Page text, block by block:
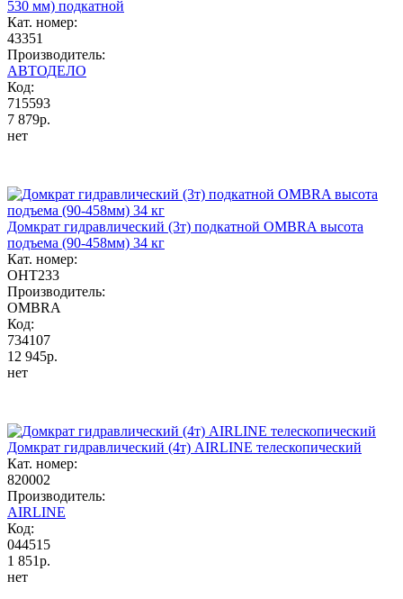
530 мм) подкатной
Кат. номер:
43351
Производитель:
АВТОДЕЛО
Код:
715593
7 879р.
нет
Домкрат гидравлический (3т) подкатной OMBRA высота
подъема (90-458мм) 34 кг
Кат. номер:
ОНТ233
Производитель:
OMBRA
Код:
734107
12 945р.
нет
Домкрат гидравлический (4т) AIRLINE телескопический
Кат. номер:
820002
Производитель:
AIRLINE
Код:
044515
1 851р.
нет